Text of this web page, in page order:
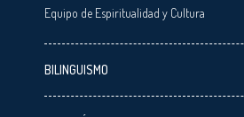
Equipo de Espiritualidad y Cultura
BILINGUISMO